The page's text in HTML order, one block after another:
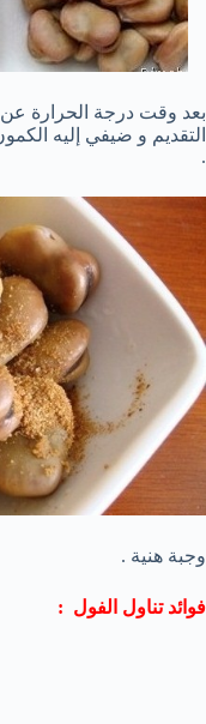
بعد وقت درجة الحرارة
التقديم و ضيفي إليه
.
وجبة هنية .
فوائد تناول الفول :